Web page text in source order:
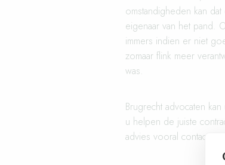
omstandigheden kan
eigenaar van het pand.
immers indien er niet
zomaar flink meer
was.
Brugrecht advocaten
u helpen de juiste
advies vooral contact